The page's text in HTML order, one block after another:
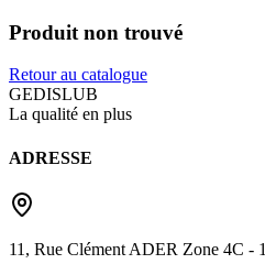
Produit non trouvé
Retour au catalogue
GEDISLUB
La qualité en plus
ADRESSE
11, Rue Clément ADER Zone 4C -